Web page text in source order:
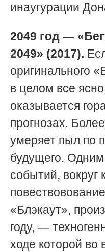
инаугурации
2049 год —
2049» (2017).
оригинального
в целом все
оказывается
прогнозах.
умеряет пыл по
будущего.
событий, вокруг
«Блэкаут»,
году, —
ходе которой во